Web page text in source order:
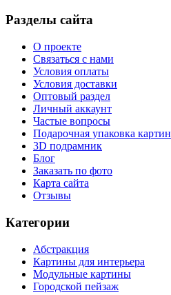
Разделы сайта
О проекте
Связаться с нами
Условия оплаты
Условия доставки
Оптовый раздел
Личный аккаунт
Частые вопросы
Подарочная упаковка картин
3D подрамник
Блог
Заказать по фото
Карта сайта
Отзывы
Категории
Абстракция
Картины для интерьера
Модульные картины
Городской пейзаж